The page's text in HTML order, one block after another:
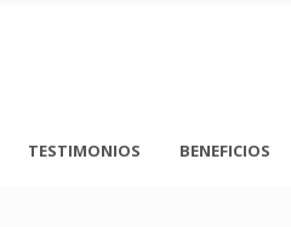
TESTIMONIOS BENEFICIOS